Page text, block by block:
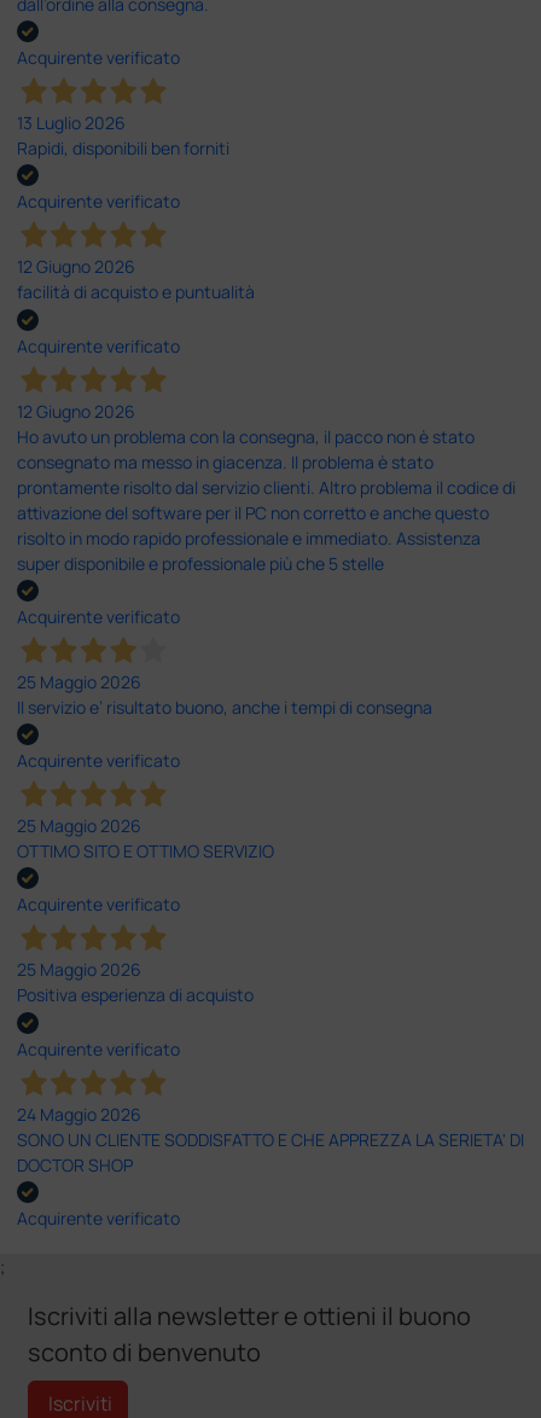
Acquirente verificato
13 Luglio 2026
Rapidi, disponibili ben forniti
Acquirente verificato
12 Giugno 2026
facilità di acquisto e puntualità
Acquirente verificato
12 Giugno 2026
Ho avuto un problema con la consegna, il pacco non è stato
consegnato ma messo in giacenza. Il problema è stato
prontamente risolto dal servizio clienti. Altro problema il codice di
attivazione del software per il PC non corretto e anche questo
risolto in modo rapido professionale e immediato. Assistenza
super disponibile e professionale più che 5 stelle
Acquirente verificato
25 Maggio 2026
Il servizio e’ risultato buono, anche i tempi di consegna
Acquirente verificato
25 Maggio 2026
OTTIMO SITO E OTTIMO SERVIZIO
Acquirente verificato
25 Maggio 2026
Positiva esperienza di acquisto
Acquirente verificato
24 Maggio 2026
SONO UN CLIENTE SODDISFATTO E CHE APPREZZA LA SERIETA' DI
DOCTOR SHOP
Acquirente verificato
;
Iscriviti alla newsletter e ottieni il buono
sconto di benvenuto
Iscriviti